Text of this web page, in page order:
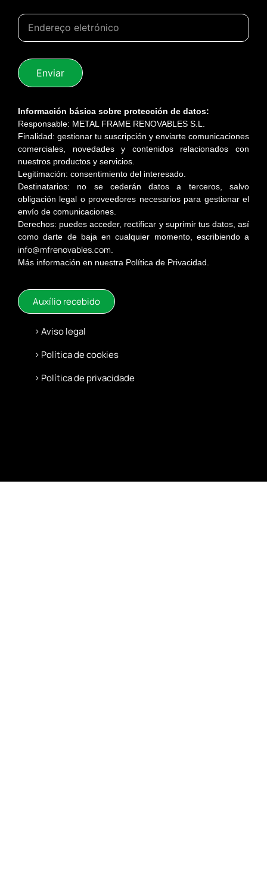
Enviar
Información básica sobre protección de datos:
Responsable: METAL FRAME RENOVABLES S.L.
Finalidad: gestionar tu suscripción y enviarte comunicaciones
comerciales, novedades y contenidos relacionados con
nuestros productos y servicios.
Legitimación: consentimiento del interesado.
Destinatarios: no se cederán datos a terceros, salvo
obligación legal o proveedores necesarios para gestionar el
envío de comunicaciones.
Derechos: puedes acceder, rectificar y suprimir tus datos, así
como darte de baja en cualquier momento, escribiendo a
info@mfrenovables.com
Más información en nuestra Política de Privacidad.
Auxílio recebido
Aviso legal
Política de cookies
Política de privacidade